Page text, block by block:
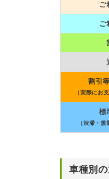
ご
ご
割引
（実際にお
標
（渋滞・規
車種別